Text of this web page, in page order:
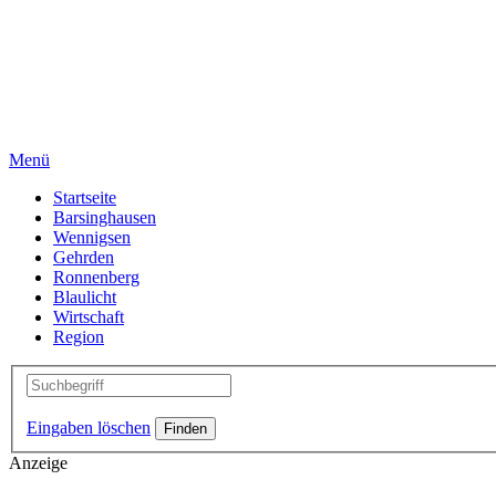
Menü
Startseite
Barsinghausen
Wennigsen
Gehrden
Ronnenberg
Blaulicht
Wirtschaft
Region
Eingaben löschen
Anzeige